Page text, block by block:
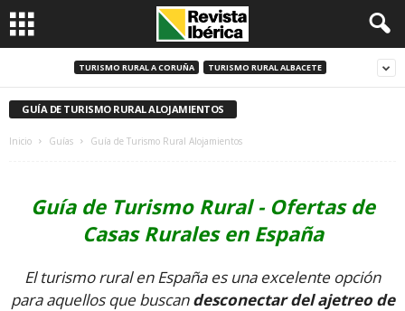
TURISMO RURAL A CORUÑA TURISMO RURAL ALBACETE
GUÍA DE TURISMO RURAL ALOJAMIENTOS
Inicio Guías Guía de Turismo Rural Alojamientos
Guía de Turismo Rural - Ofertas de
Casas Rurales en España
El turismo rural en España es una excelente opción
para aquellos que buscandesconectar del ajetreo de